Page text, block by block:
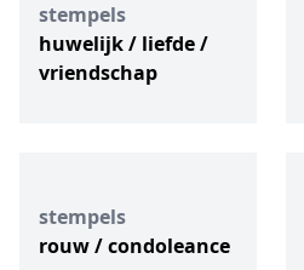
stempels
huwelijk / liefde /
vriendschap
stempels
rouw / condoleance